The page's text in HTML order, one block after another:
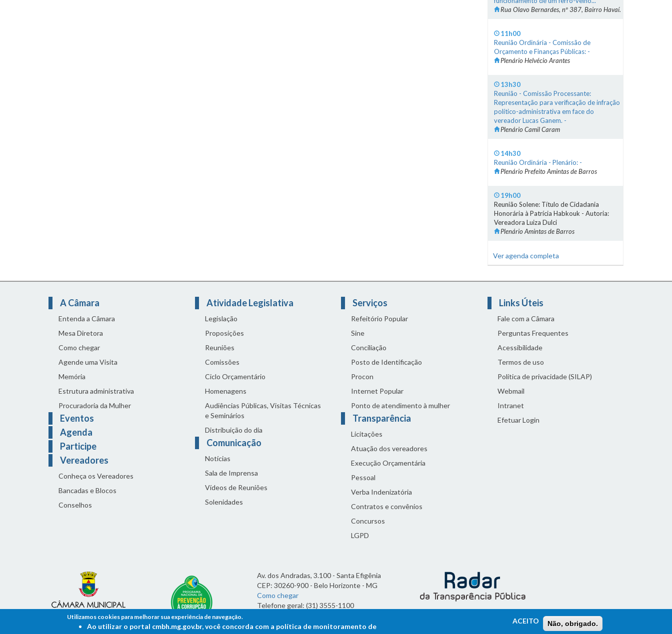
Rua Olavo Bernardes, nº 387, Bairro Havaí.
11h00
Reunião Ordinária - Comissão de
Orçamento e Finanças Públicas: -
Plenário Helvécio Arantes
13h30
Reunião - Comissão Processante:
Representação para verificação de infração
político-administrativa em face do
vereador Lucas Ganem. -
Plenário Camil Caram
14h30
Reunião Ordinária - Plenário: -
Plenário Prefeito Amintas de Barros
19h00
Reunião Solene: Título de Cidadania
Honorária à Patrícia Habkouk - Autoria:
Vereadora Luiza Dulci
Plenário Amintas de Barros
Ver agenda completa
A Câmara
Entenda a Câmara
Mesa Diretora
Como chegar
Agende uma Visita
Memória
Estrutura administrativa
Procuradoria da Mulher
Eventos
Agenda
Participe
Vereadores
Conheça os Vereadores
Bancadas e Blocos
Conselhos
Atividade Legislativa
Legislação
Proposições
Reuniões
Comissões
Ciclo Orçamentário
Homenagens
Audiências Públicas, Visitas Técnicas
e Seminários
Distribuição do dia
Comunicação
Notícias
Sala de Imprensa
Vídeos de Reuniões
Solenidades
Serviços
Refeitório Popular
Sine
Conciliação
Posto de Identificação
Procon
Internet Popular
Ponto de atendimento à mulher
Transparência
Licitações
Atuação dos vereadores
Execução Orçamentária
Pessoal
Verba Indenizatória
Contratos e convênios
Concursos
LGPD
Links Úteis
Fale com a Câmara
Perguntas Frequentes
Acessibilidade
Termos de uso
Política de privacidade (SILAP)
Webmail
Intranet
Efetuar Login
Av. dos Andradas, 3.100 - Santa Efigênia
CEP: 30260-900 - Belo Horizonte - MG
Como chegar
Telefone geral: (31) 3555-1100
7h às 19h
Utilizamos cookies para melhorar sua experiência de navegação.
Ao utilizar o portal cmbh.mg.gov.br, você concorda com a política de monitoramento de
ACEITO Não, obrigado.